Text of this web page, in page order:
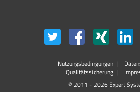
Nutzungsbedingungen
Qualitätssicherung
© 2011 - 2026 Expert